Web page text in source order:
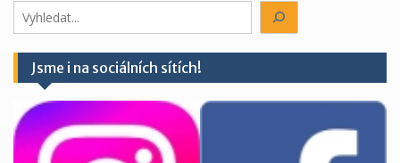
Hledáte
něco?
Jsme i na sociálních sítích!